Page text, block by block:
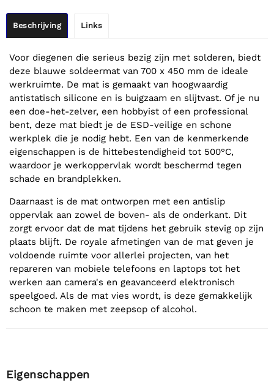
Beschrijving Links
Voor diegenen die serieus bezig zijn met solderen, biedt
deze blauwe soldeermat van 700 x 450 mm de ideale
werkruimte. De mat is gemaakt van hoogwaardig
antistatisch silicone en is buigzaam en slijtvast. Of je nu
een doe-het-zelver, een hobbyist of een professional
bent, deze mat biedt je de ESD-veilige en schone
werkplek die je nodig hebt. Een van de kenmerkende
eigenschappen is de hittebestendigheid tot 500°C,
waardoor je werkoppervlak wordt beschermd tegen
schade en brandplekken.
Daarnaast is de mat ontworpen met een antislip
oppervlak aan zowel de boven- als de onderkant. Dit
zorgt ervoor dat de mat tijdens het gebruik stevig op zijn
plaats blijft. De royale afmetingen van de mat geven je
voldoende ruimte voor allerlei projecten, van het
repareren van mobiele telefoons en laptops tot het
werken aan camera's en geavanceerd elektronisch
speelgoed. Als de mat vies wordt, is deze gemakkelijk
schoon te maken met zeepsop of alcohol.
Eigenschappen